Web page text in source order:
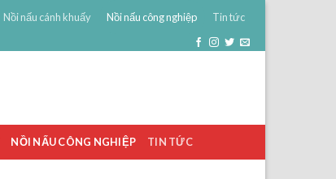
Nồi nấu cánh khuấy Nồi nấu công nghiệp Tin tức
NỒI NẤU CÔNG NGHIỆP TIN TỨC